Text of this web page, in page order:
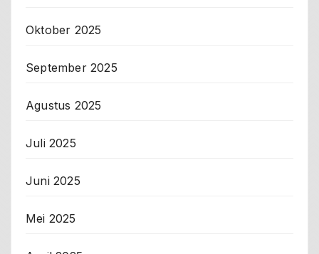
Oktober 2025
September 2025
Agustus 2025
Juli 2025
Juni 2025
Mei 2025